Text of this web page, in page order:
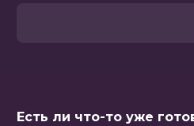
Есть ли что-то уже